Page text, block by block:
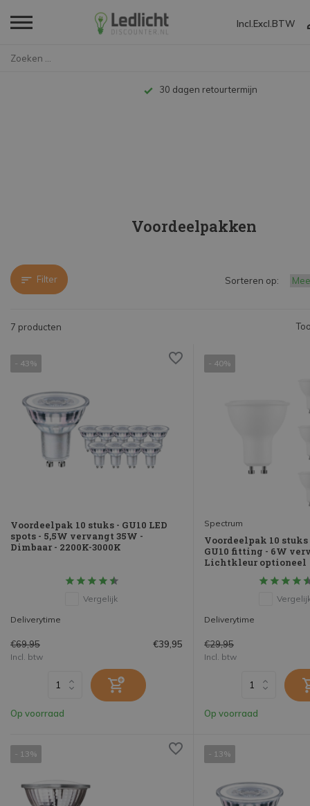
Incl. Excl. BTW
Tot 10 jaar garantie
Voordeelpakken
Filter
7 producten
Sorteren op:
- 43%
Voordeelpak 10 stuks - GU10 LED
spots - 5,5W vervangt 35W -
Dimbaar - 2200K-3000K
Vergelijk
Deliverytime
€69,95 €39,95
Incl. btw
Op voorraad
- 40%
Spectrum
Voordeelpak 10 stuks
GU10 fitting - 6W
Lichtkleur optioneel
Deliverytime
€29,95
Incl. btw
Op voorraad
- 13% - 13%